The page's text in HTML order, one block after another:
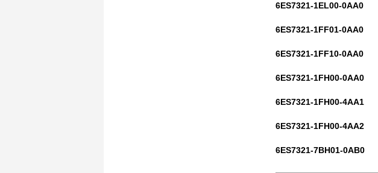
6ES7321-1EL00-0AA0
6ES7321-1FF01-0AA0
6ES7321-1FF10-0AA0
6ES7321-1FH00-0AA0
6ES7321-1FH00-4AA1
6ES7321-1FH00-4AA2
6ES7321-7BH01-0AB0